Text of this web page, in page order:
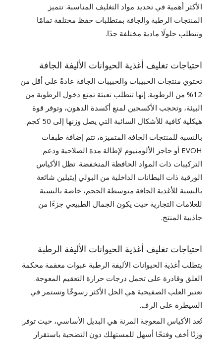
الأكثر أهمية في تحديد مواد التغليف المناسبة. تتميز
المنتجات الرطبة والجافة بمتطلبات حفظ مختلفة تمامًا
وتتطلب حلولًا مادية مختلفة جدًا.
احتياجات تغليف أغذية الحيوانات الأليفة الجافة
تحتوي منتجات الحبيبات والحبيبات الجافة عادةً على أقل من
12% من الرطوبة. إنها تتطلب تعبئة تمنع دخول الرطوبة من
البيئة، وتحجب الأكسجين لمنع أكسدة الدهون، وتوفر قوة
هيكلية كافية للأشكال السائبة التي يصل وزنها إلى 50 كجم.
بالنسبة للمنتجات الجافة المتميزة، تتم إضافة طبقات
EVOH أو حاجز الألومنيوم لإطالة مدة الصلاحية ودعم
التركيبات ذات المواد الحافظة المنخفضة. تظل الأكياس
الورقية ذات البطانات الداخلية من البولي إيثيلين شائعة
بالنسبة للأغذية الجافة متوسطة الحجم، خاصة بالنسبة
للعلامات التجارية حيث يكون الجمال الطبيعي جزءًا من
جاذبية المنتج.
احتياجات تغليف أغذية الحيوانات الأليفة الرطبة
يتطلب أغذية الحيوانات الأليفة الرطبة عبوات معقمة محكمة
الغلق وقادرة على تحمل درجات حرارة التعقيم المعوجة.
تعتبر العلب الصفيحية هي الحل الأكثر رسوخًا وتستمر في
السيطرة على الرف.
تُعد الأكياس المعوجة المرنة هي البديل الأساسي، حيث توفر
وزنًا أخف وفتحًا أسهل للمستهلك دون التضحية باستقرار